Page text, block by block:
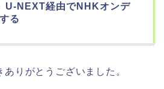
U-NEXT経由でNHKオンデ
る
りがとうございました。